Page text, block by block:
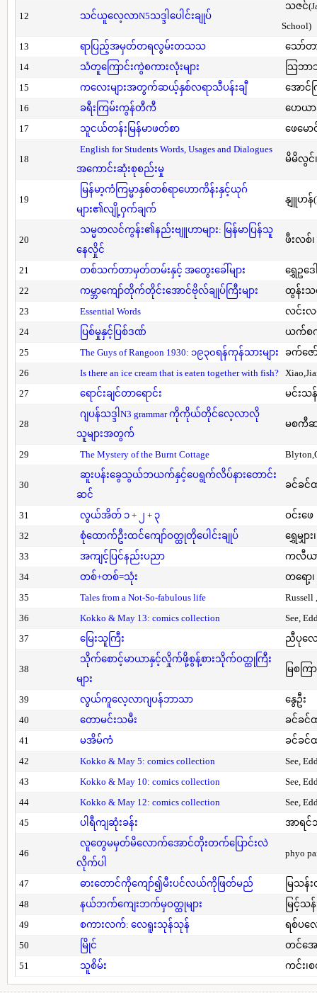
12 သင်ယူလေ့လာN5သဒ္ဒါပေါင်းချုပ်
သဇင်
School)
13
ရာပြည့်အမှတ်တရလွမ်းတသသ
သော်တ
14
သံတူကြောင်းကွဲစကားလုံးများ
သြဘာ
15
ကလေးများအတွက်ဆယ့်နှစ်လရာသီပန်းချီ
အောင်
16
ခရီးကြမ်းကွန်တီကီ
ဟေယာ
17
သူငယ်တန်းမြန်မာဖတ်စာ ဖေမော
18
English for Students Words, Usages and Dialogues
အကောင်းဆုံးစုစည်းမှု
မိမိလွင်၊
19
မြန်မာ့ကံကြမ္မာနှစ်တစ်ရာဟောကိန်းနှင့်ယုဂ်
များ၏လျို့ဝှက်ချက်
နျူဟန်
20
သမ္မတလင်ကွန်း၏နည်းဗျူဟာများ: မြန်မာပြန်သူ
နေလှိုင်
ဖီးလစ်
21 တစ်သက်တာမှတ်တမ်းနှင့် အတွေးခေါ်များ
ရွှေဥဒေ
22
ကမ္ဘာကျော်တိုက်တိုင်းအောင်ဗိုလ်ချုပ်ကြီးများ
ထွန်းသ
23
Essential Words
လင်းလ
24
ပြစ်မှုနှင့်ပြစ်ဒဏ်
ယက်စကီ
25
The Guys of Rangoon 1930: ၁၉၃၀ရန်ကုန်သားများ
ခက်ဇေ
26
Is there an ice cream that is eaten together with fish?
27
ရောင်းချင်တာရောင်း မင်းသ
28
ဂျပန်သဒ္ဒါN3 grammar ကိုကိုယ်တိုင်လေ့လာလို
သူများအတွက်
မစကီ
29 The Mystery of the Burnt Cottage
30
ဆူးပန်းခွေသွယ်ဘယက်နှင့်ပေရွက်လိပ်နားတောင်း
ဆင်
ခင်ခင်
31 လွယ်အိတ် ၁ + ၂ + ၃
ဝင်းဖေ
32
စုံထောက်ဦးထင်ကျော်ဝတ္ထုတိုပေါင်းချုပ်
ရွှေမျှား
33
အကျင့်ပြင်နည်းပညာ
ကလီယာ
34
တစ်+တစ်=သုံး
တရော့၊
35
Tales from a Not-So-fabulous life
Russell
36
Kokko & May 13: comics collection
See,
37
မြေးသူကြီး ညီပုလေ
38
သိုက်စောင့်မာယာနှင့်လှိုက်ဖို့စွန့်စားသိုက်ဝတ္ထုကြီး
များ
မြစကြာ
39 လွယ်ကူလေ့လာဂျပန်ဘာသာ
နွေဦး
40
တောမင်းသမီး
ခင်ခင်
41
မအိမ်ကံ
ခင်ခင်
42
Kokko & May 5: comics collection
See,
43
Kokko & May 10: comics collection
See,
44
Kokko & May 12: comics collection
See,
45
ပါရီကျဆုံးခန်း အာရင်
46
လူတွေမမှတ်မိလောက်အောင်တိုးတက်ပြောင်းလဲ
လိုက်ပါ
phyo
47 ဓားတောင်ကိုကျော်၍မီးပင်လယ်ကိုဖြတ်မည်
မြသန်
48
နယ်ဘက်ကျေးဘက်မှဝတ္ထုများ
မြင့်သန်
49
စကားလက်: လေရူးသုန်သုန်
ရစ်ပလ
50
မြိုင်
တင်အေ
51
သူစိမ်း ကင်း၊